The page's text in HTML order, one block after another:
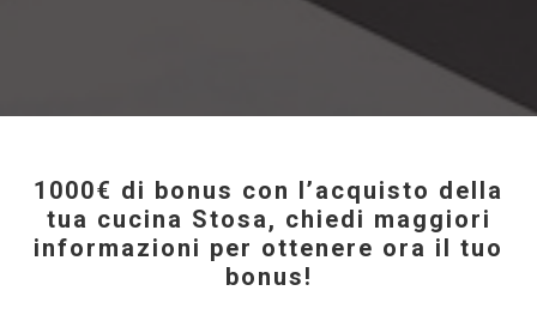
1000€ di bonus con l’acquisto della
tua cucina Stosa, chiedi maggiori
informazioni per ottenere ora il tuo
bonus!